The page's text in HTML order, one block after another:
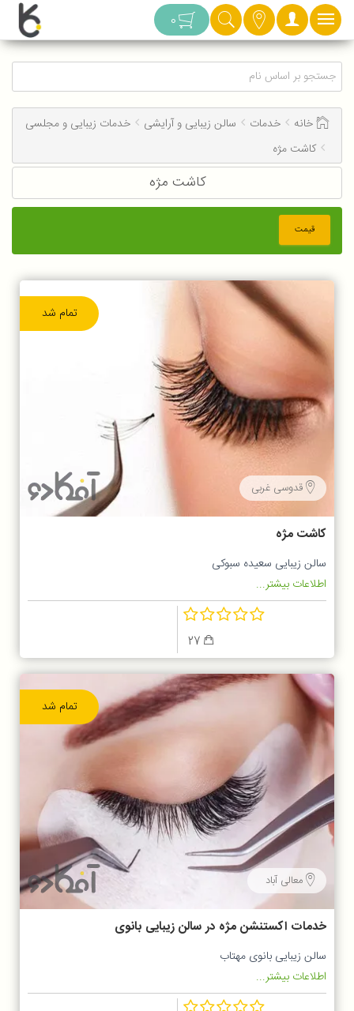
دسته بندی 0
خانه خدمات سالن زیبایی و آرایشی
خدمات زیبایی و مجلسی
کاشت مژه
کاشت مژه
قیمت
تمام شد
قدوسی غربی
کاشت مژه
سالن زیبایی سعیده سبوکی
اطلاعات بیشتر...
تمام شد
معالی آباد
خدمات اکستنشن مژه در سالن زیبایی بانوی
مهتاب
سالن زیبایی بانوی مهتاب
اطلاعات بیشتر...